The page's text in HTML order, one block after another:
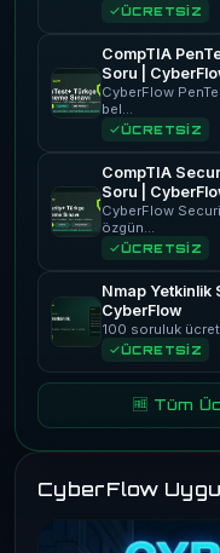
ÜCRETSİZ
CompTIA
Soru |
CyberFlow
bel…
ÜCRETSİZ
CompTIA
Soru |
CyberFlow
özgün…
ÜCRETSİZ
Nmap Yetkinlik
CyberFlow
100 soruluk
ÜCRETSİZ
🆓 Tüm
CyberFlow